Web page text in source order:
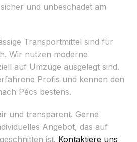
und unbeschadet am
Transportmittel sind für
Wir nutzen moderne
auf Umzüge ausgelegt sind.
Profis und kennen den
Pécs bestens.
und transparent. Gerne
Angebot, das auf
ist. Kontaktiere uns